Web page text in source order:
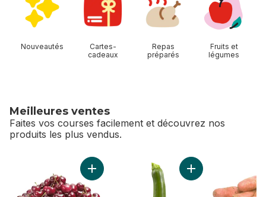
Nouveautés
Cartes-
cadeaux
Repas
préparés
Fruits et
légumes
Meilleures ventes
Faites vos courses facilement et découvrez nos
produits les plus vendus.
sauter Meilleures ventes
Ajouter Cerises rouges au panierAjouter Courgette